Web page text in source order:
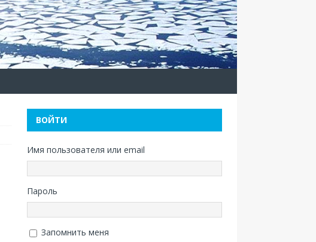
ВОЙТИ
Имя пользователя или email
Пароль
Запомнить меня